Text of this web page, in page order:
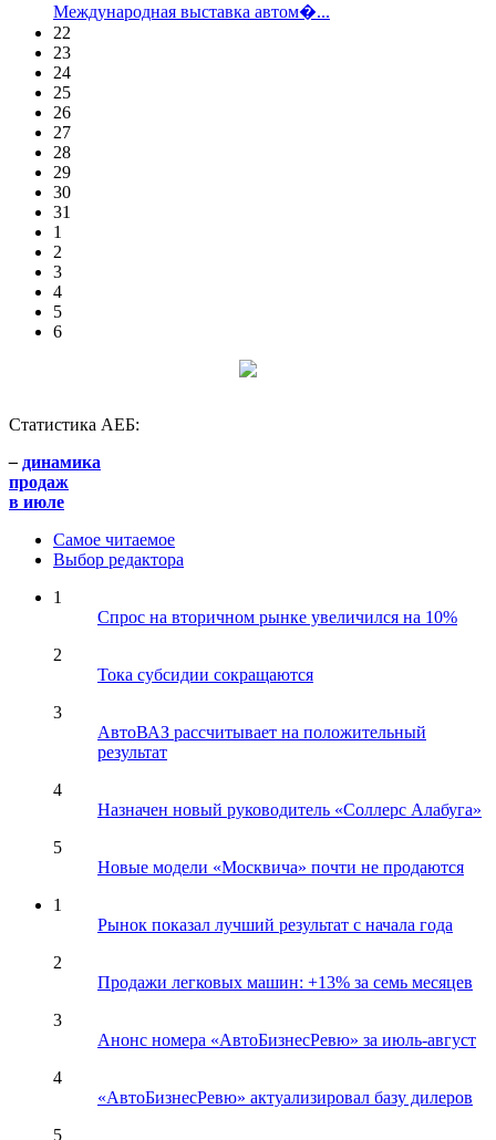
Международная выставка автом�...
22
23
24
25
26
27
28
29
30
31
1
2
3
4
5
6
Статистика АЕБ:
– динамика
продаж
в июле
Самое читаемое
Выбор редактора
1
Спрос на вторичном рынке увеличился на 10%
2
Тока субсидии сокращаются
3
АвтоВАЗ рассчитывает на положительный
результат
4
Назначен новый руководитель «Соллерс Алабуга»
5
Новые модели «Москвича» почти не продаются
1
Рынок показал лучший результат с начала года
2
Продажи легковых машин: +13% за семь месяцев
3
Анонс номера «АвтоБизнесРевю» за июль-август
4
«АвтоБизнесРевю» актуализировал базу дилеров
5